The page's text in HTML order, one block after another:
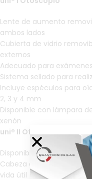
Lente de aumento
ambos lados
Cubierta de vidrio
externos
Adecuado para
Sistema sellado para
Incluye espéculos para
2, 3 y 4 mm
Disponible con lámpara
xenón
uni® II Oftalmoscopio
Disponible con lámpara de
Cabeza de plástico ABS
vida útil